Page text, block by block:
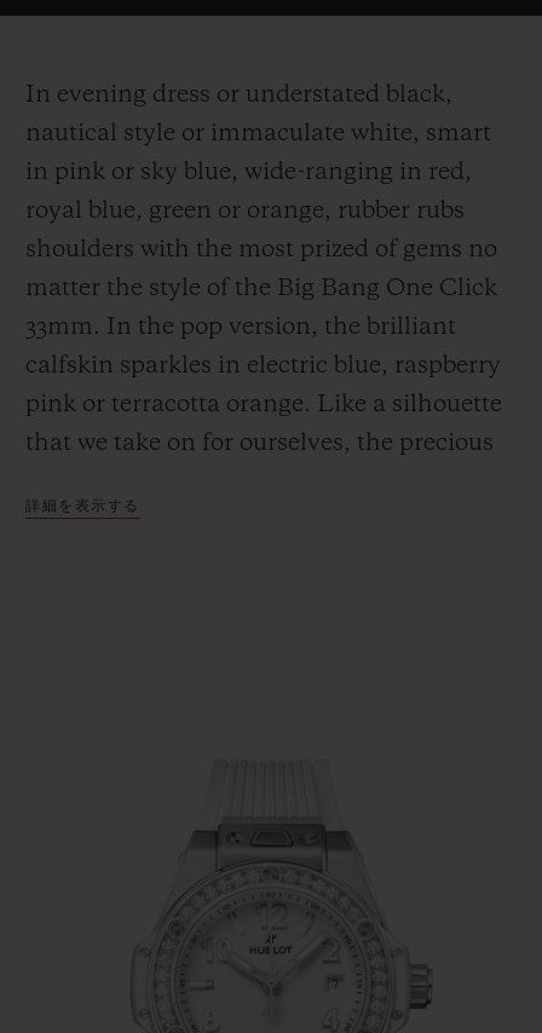
In evening dress or understated black,
nautical style or immaculate white, smart
in pink or sky blue, wide-ranging in red,
royal blue, green or orange, rubber rubs
shoulders with the most prized of gems no
matter the style of the Big Bang One Click
33mm. In the pop version, the brilliant
calfskin sparkles in electric blue, raspberry
pink or terracotta orange. Like a silhouette
that we take on for ourselves, the precious
of the natural materials. There are more
to take on an alternative appearance in just
a click. Dressed in the codes of its alter ego,
the emblematic Big Bang Unico, and its big
sister launched in 2016 as a 39-mm model
without chronograph, it combines screws, a
crown, indices, stylised numerals and a
詳細を表示する